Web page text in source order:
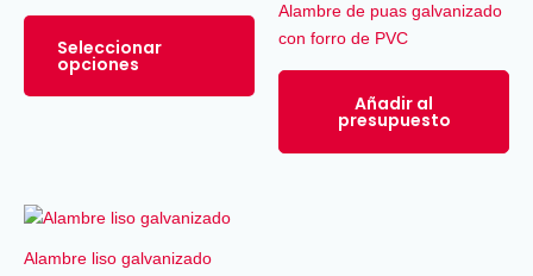
Seleccionar
opciones
múltiples
Las
Alambre de puas galvanizado
con forro de PVC
Añadir al
presupuesto
Alambre liso galvanizado